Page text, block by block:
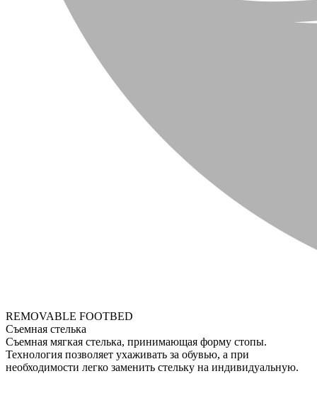
REMOVABLE FOOTBED
Съемная стелька
Съемная мягкая стелька, принимающая форму стопы.
Технология позволяет ухаживать за обувью, а при
необходимости легко заменить стельку на индивидуальную.